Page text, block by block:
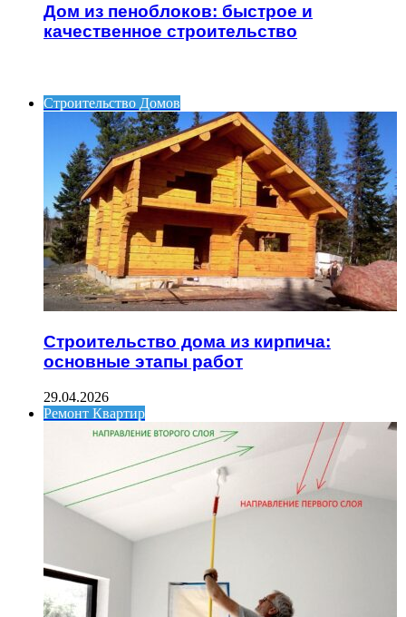
Дом из пеноблоков: быстрое и
качественное строительство
Строительство Домов
Строительство дома из кирпича:
основные этапы работ
29.04.2026
Ремонт Квартир